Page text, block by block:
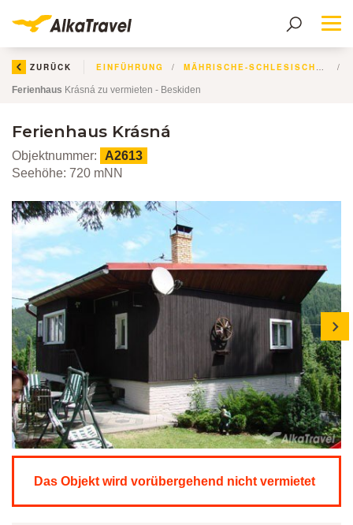
ZURÜCK EINFÜHRUNG MÄHRISCHE-SCHLESISCHE KREIS
Ferienhaus Krásná zu vermieten - Beskiden
Ferienhaus Krásná
Objektnummer:
A2613
Seehöhe: 720 mNN
next
Das Objekt wird vorübergehend nicht vermietet